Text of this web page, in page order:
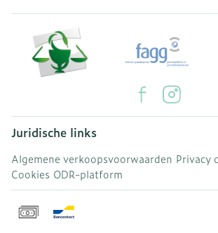
Juridische links
Algemene verkoopsvoorwaarden Privacy
Cookies ODR-platform